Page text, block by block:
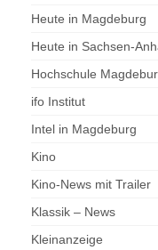
Heute in Magdeburg
Heute in Sachsen-
Hochschule
ifo Institut
Intel in Magdeburg
Kino
Kino-News mit Trailer
Klassik – News
Kleinanzeige